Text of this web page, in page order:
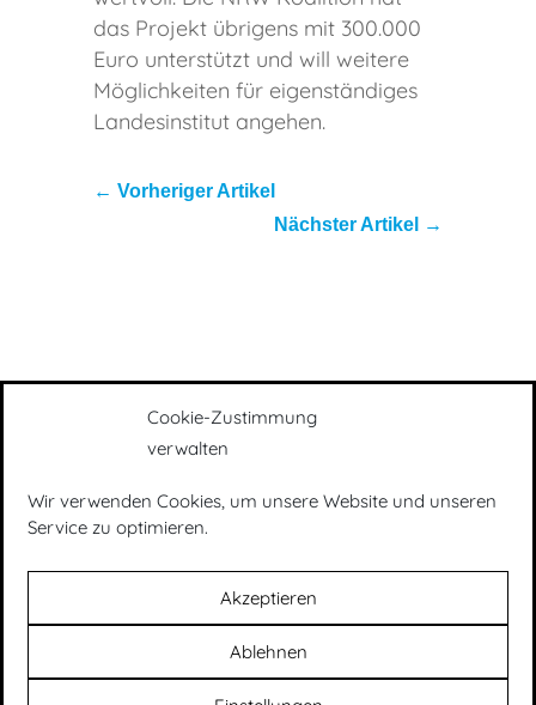
Cookie-Zustimmung
verwalten
Wir verwenden Cookies, um unsere Website und unseren
Service zu optimieren.
Akzeptieren
Ablehnen
das Projekt übrigens mit 300.000
Euro unterstützt und will weitere
Möglichkeiten für eigenständiges
Landesinstitut angehen.
←Vorheriger Artikel
Nächster Artikel
→
Presse| Impressum|Datenschutz|